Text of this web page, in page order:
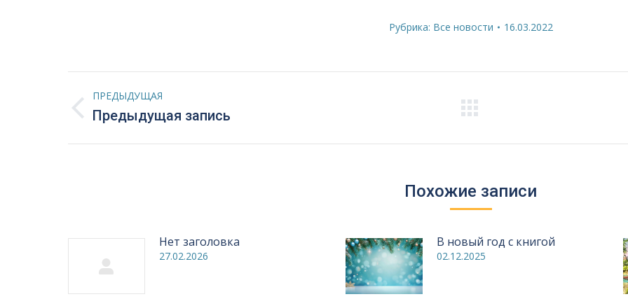
Рубрика: Все новости 16.03.2022
Навигация
по
записям
ПРЕДЫДУЩАЯ
Предыдущая
запись:
Предыдущая запись
Похожие записи
Нет заголовка
27.02.2026
В новый год с книгой
02.12.2025